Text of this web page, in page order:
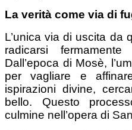
La verità come via di
L’unica via di uscita da
radicarsi
Dall’epoca di Mosè,
per vagliare e
ispirazioni divine,
bello. Questo
culmine nell’opera di